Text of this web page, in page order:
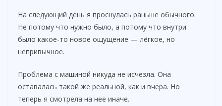
На следующий день я проснулась раньше обычного.
Не потому что нужно было, а потому что внутри
было какое-то новое ощущение — лёгкое, но
непривычное.
Проблема с машиной никуда не исчезла. Она
оставалась такой же реальной, как и вчера. Но
теперь я смотрела на неё иначе.